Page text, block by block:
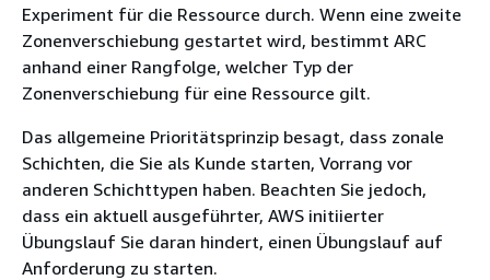
Experiment für die Ressource durch. Wenn eine zweite
Zonenverschiebung gestartet wird, bestimmt ARC
anhand einer Rangfolge, welcher Typ der
Zonenverschiebung für eine Ressource gilt.
Das allgemeine Prioritätsprinzip besagt, dass zonale
Schichten, die Sie als Kunde starten, Vorrang vor
anderen Schichttypen haben. Beachten Sie jedoch,
dass ein aktuell ausgeführter, AWS initiierter
Übungslauf Sie daran hindert, einen Übungslauf auf
Anforderung zu starten.